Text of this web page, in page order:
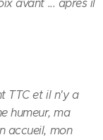
avant ... après il
TTC et il n'y a
humeur, ma
accueil, mon